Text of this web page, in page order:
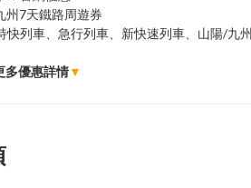
州7天鐵路周遊券
快列車、急行列車、新快速列車、山陽/九
多優惠詳情▼